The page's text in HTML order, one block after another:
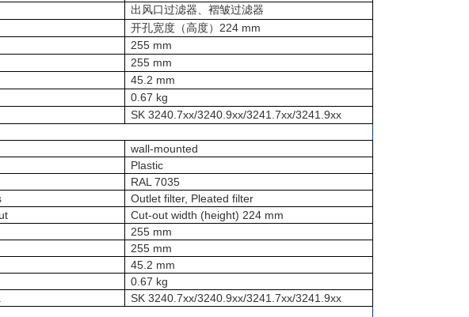
出风口过滤器、褶皱过滤器
开孔宽度（高度） 224 mm
255 mm
255 mm
45.2 mm
0.67 kg
SK 3240.7xx/3240.9xx/3241.7xx/3241.9xx
wall-mounted
Plastic
RAL 7035
Outlet filter, Pleated filter
Cut-out width (height) 224 mm
255 mm
255 mm
45.2 mm
0.67 kg
SK 3240.7xx/3240.9xx/3241.7xx/3241.9xx